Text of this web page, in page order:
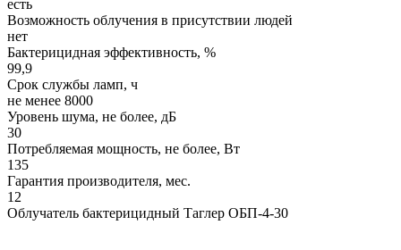
есть
Возможность облучения в присутствии людей
нет
Бактерицидная эффективность, %
99,9
Срок службы ламп, ч
не менее 8000
Уровень шума, не более, дБ
30
Потребляемая мощность, не более, Вт
135
Гарантия производителя, мес.
12
Облучатель бактерицидный Таглер ОБП-4-30